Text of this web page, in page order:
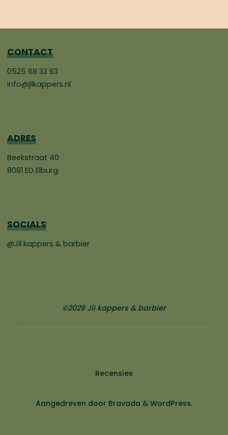
CONTACT
0525 68 33 63
info@jilkappers.nl
ADRES
Beekstraat 40
8081 ED Elburg
SOCIALS
@Jil kappers & barbier
©2026 Jil kappers & barbier
Recensies
Aangedreven door Bravada & WordPress.